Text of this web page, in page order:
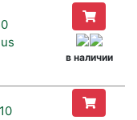
в наличии